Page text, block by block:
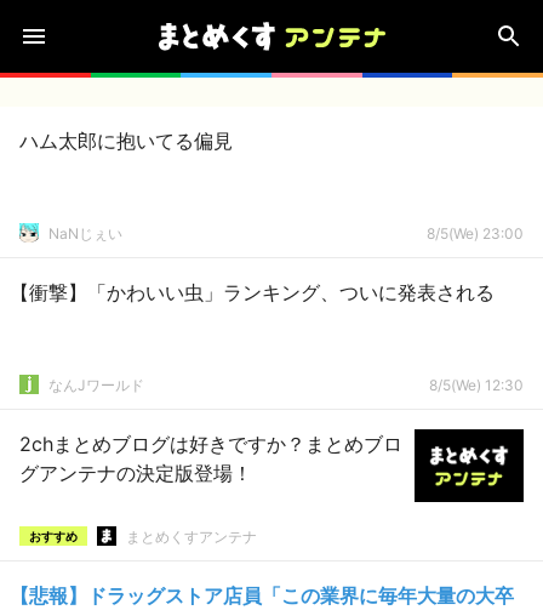
ハム太郎に抱いてる偏見
NaNじぇい 8/5(We) 23:00
【衝撃】「かわいい虫」ランキング、ついに発表される
なんJワールド 8/5(We) 12:30
2chまとめブログは好きですか？まとめブロ
グアンテナの決定版登場！
おすすめ まとめくすアンテナ
【悲報】ドラッグストア店員「この業界に毎年大量の大卒